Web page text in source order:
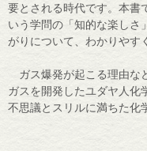
要とされる時代です。本書
いう学問の「知的な楽しさ
がりについて、わかりやす
ガス爆発が起こる理由な
ガスを開発したユダヤ人化
不思議とスリルに満ちた化